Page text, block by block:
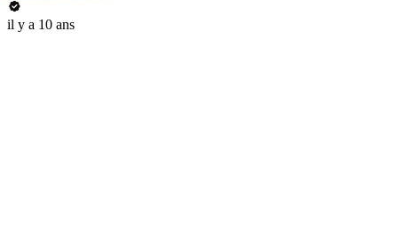
il y a 10 ans